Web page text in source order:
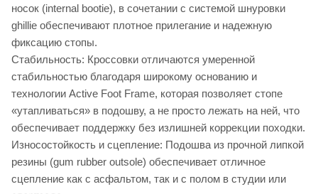
носок (internal bootie), в сочетании с системой шнуровки
ghillie обеспечивают плотное прилегание и надежную
фиксацию стопы.
Стабильность: Кроссовки отличаются умеренной
стабильностью благодаря широкому основанию и
технологии Active Foot Frame, которая позволяет стопе
«утапливаться» в подошву, а не просто лежать на ней, что
обеспечивает поддержку без излишней коррекции походки.
Износостойкость и сцепление: Подошва из прочной липкой
резины (gum rubber outsole) обеспечивает отличное
сцепление как с асфальтом, так и с полом в студии или